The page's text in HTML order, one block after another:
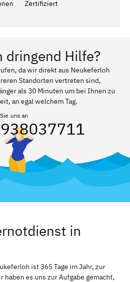
Zertifiziert
dringend Hilfe?
da wir direkt aus Neukeferloh
Standorten vertreten sind,
als 30 Minuten um bei Ihnen zu
an egal welchem Tag.
uns an
in
ist 365 Tage im Jahr, zur
haben es uns zur Aufgabe gemacht,